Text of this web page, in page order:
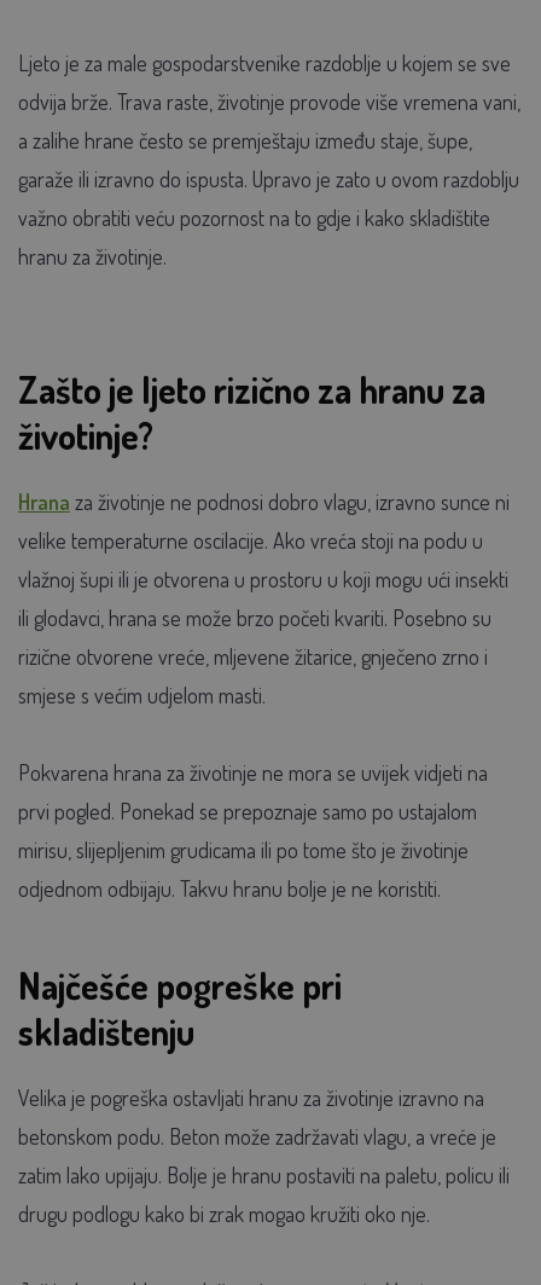
Ljeto je za male gospodarstvenike razdoblje u kojem se sve
odvija brže. Trava raste, životinje provode više vremena vani,
a zalihe hrane često se premještaju između staje, šupe,
garaže ili izravno do ispusta. Upravo je zato u ovom razdoblju
važno obratiti veću pozornost na to gdje i kako skladištite
hranu za životinje.
Zašto je ljeto rizično za hranu za
životinje?
Hrana za životinje ne podnosi dobro vlagu, izravno sunce ni
velike temperaturne oscilacije. Ako vreća stoji na podu u
vlažnoj šupi ili je otvorena u prostoru u koji mogu ući insekti
ili glodavci, hrana se može brzo početi kvariti. Posebno su
rizične otvorene vreće, mljevene žitarice, gnječeno zrno i
smjese s većim udjelom masti.
Pokvarena hrana za životinje ne mora se uvijek vidjeti na
prvi pogled. Ponekad se prepoznaje samo po ustajalom
mirisu, slijepljenim grudicama ili po tome što je životinje
odjednom odbijaju. Takvu hranu bolje je ne koristiti.
Najčešće pogreške pri
skladištenju
Velika je pogreška ostavljati hranu za životinje izravno na
betonskom podu. Beton može zadržavati vlagu, a vreće je
zatim lako upijaju. Bolje je hranu postaviti na paletu, policu ili
drugu podlogu kako bi zrak mogao kružiti oko nje.